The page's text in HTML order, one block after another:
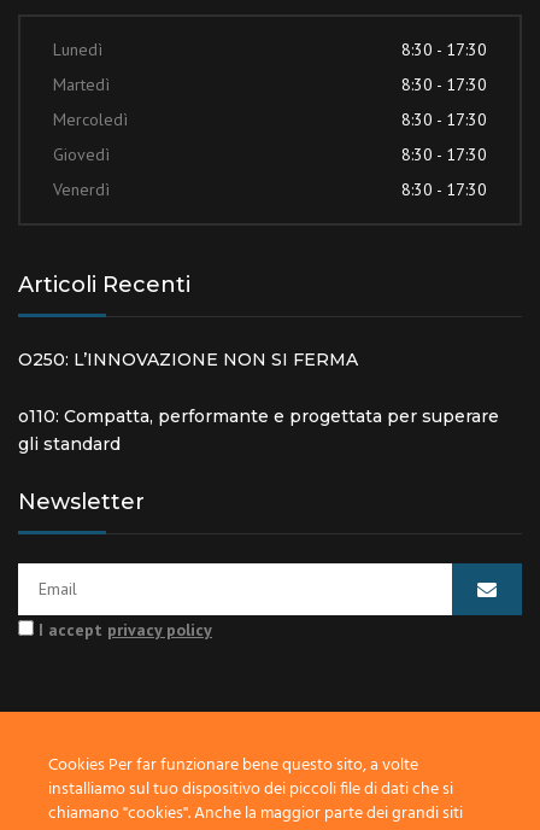
Lunedì
8:30 - 17:30
Martedì
8:30 - 17:30
Mercoledì
8:30 - 17:30
Giovedì
8:30 - 17:30
Venerdì
8:30 - 17:30
Articoli Recenti
O250: L’INNOVAZIONE NON SI FERMA
o110: Compatta, performante e progettata per superare
gli standard
Newsletter
I accept privacy policy
© 2018 COFLUID S.R.L. – Via Pegomas, 12/A -18/A -52018 -Castel
San Niccolò -(AR)-Italy Tel. +39 0575.300209 – P. IVA
IT01921250518 – Cap. Soc. € 80000 i.v.
Cookies Per far funzionare bene questo sito, a volte
installiamo sul tuo dispositivo dei piccoli file di dati che si
chiamano "cookies". Anche la maggior parte dei grandi siti